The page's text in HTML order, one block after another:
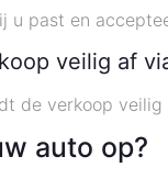
u past en
veilig af
de verkoop
auto op?